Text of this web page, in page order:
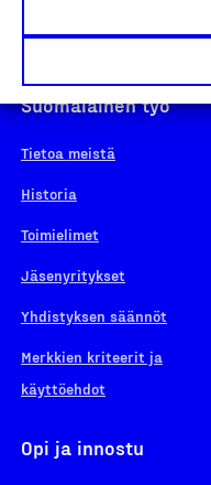
Suomalainen työ
Tietoa meistä
Historia
Toimielimet
Jäsenyritykset
Yhdistyksen säännöt
Merkkien kriteerit ja
käyttöehdot
Opi ja innostu